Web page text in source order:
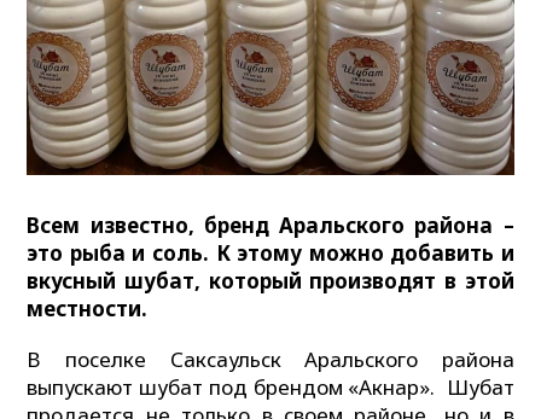
Всем известно, бренд Аральского района –
это рыба и соль. К этому можно добавить и
вкусный шубат, который производят в этой
местности.
В поселке Саксаульск Аральского района
выпускают шубат под брендом «Акнар». Шубат